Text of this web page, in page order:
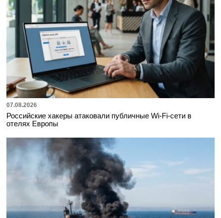
07.08.2026
Российские хакеры атаковали публичные Wi-Fi-сети в
отелях Европы